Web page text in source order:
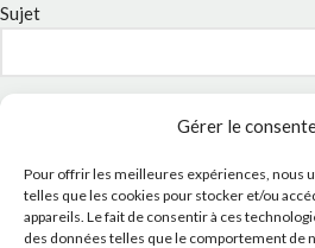
Gérer le
Pour offrir les meilleures expériences, nous
telles que les cookies pour stocker et/ou
appareils. Le fait de consentir à ces
des données telles que le comportement de
Sujet